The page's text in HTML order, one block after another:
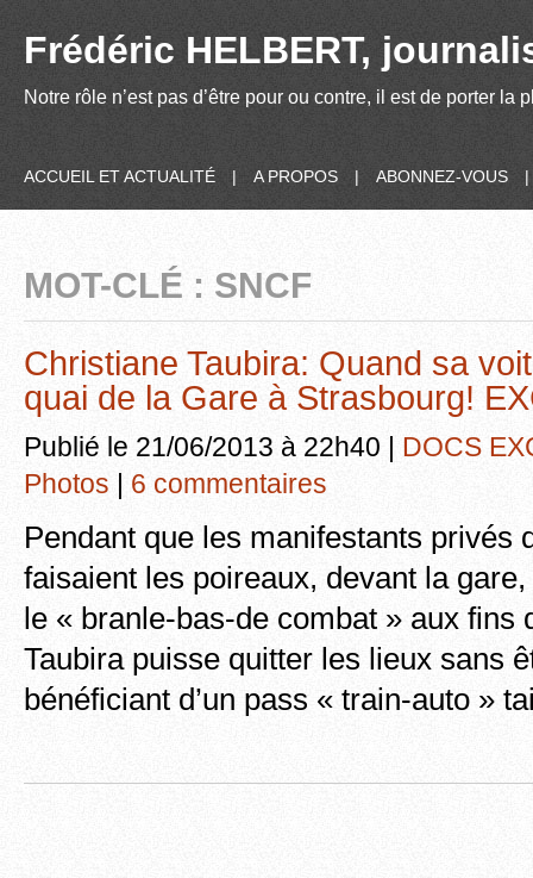
Frédéric HELBERT,
Notre rôle n’est pas d’être pour ou contre, il est de porter
ACCUEIL ET ACTUALITÉ | A PROPOS | ABONNEZ-VOUS |
MOT-CLÉ : SNCF
Christiane Taubira: Quand sa
quai de la Gare à Strasbourg!
Publié le 21/06/2013 à 22h40 | DOCS
Photos | 6 commentaires
Pendant que les manifestants privés
faisaient les poireaux, devant la gare,
le « branle-bas-de combat » aux fins
Taubira puisse quitter les lieux sans
bénéficiant d’un pass « train-auto »